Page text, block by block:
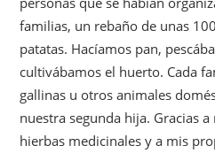
familias, un rebaño de unas
patatas. Hacíamos pan,
cultivábamos el huerto. Cada
gallinas u otros animales
nuestra segunda hija. Gracias
hierbas medicinales y a mis